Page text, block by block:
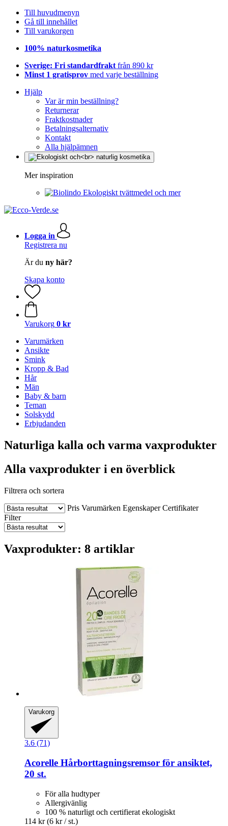
Till huvudmenyn
Gå till innehållet
Till varukorgen
100% naturkosmetika
Sverige: Fri standardfrakt från 890 kr
Minst 1 gratisprov med varje beställning
Hjälp
Var är min beställning?
Returnerar
Fraktkostnader
Betalningsalternativ
Kontakt
Alla hjälpämnen
Mer inspiration
Ekologiskt tvättmedel och mer
Logga in
Registrera nu
Är du ny här?
Skapa konto
Varukorg 0 kr
Varumärken
Ansikte
Smink
Kropp & Bad
Hår
Män
Baby & barn
Teman
Solskydd
Erbjudanden
Naturliga kalla och varma vaxprodukter
Alla vaxprodukter i en överblick
Filtrera och sortera
Pris Varumärken Egenskaper Certifikater
Filter
Vaxprodukter: 8 artiklar
Varukorg
3.6 (71)
Acorelle Hårborttagningsremsor för ansiktet,
20 st.
För alla hudtyper
Allergivänlig
100 % naturligt och certifierat ekologiskt
114 kr (6 kr / st.)